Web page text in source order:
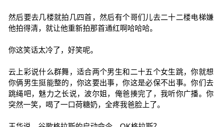
然后要去几楼就拍几四首，然后有个哥们儿去二十二楼电梯嫌
他拍得清，就让他重新拍那首通红啊哈哈哈。
你这笑话太冷了，好笑呢。
云上彩说什么群舞，适合两个男生和二十五个女生跳，你就想
你俩男生挺能整的，你这要出事，你这是必保不出事。你们去
跳绳吧，魅力之长说，波尔姐，俺爸揍完了，我听你广播。你
突然一笑，喝了一口荷糖奶，全疼我爸脸上了。